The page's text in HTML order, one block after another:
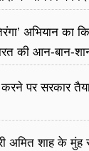
अभियान का
की आन-बान-
करने पर सरकार
अमित शाह के